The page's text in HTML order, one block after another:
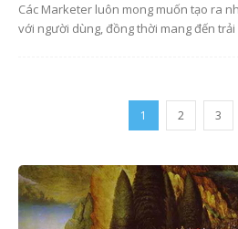
Các Marketer luôn mong muốn tạo ra
với người dùng, đồng thời mang đến
1 2 3